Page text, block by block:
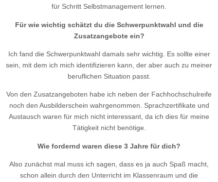
für Schritt Selbstmanagement lernen.
Für wie wichtig schätzt du die Schwerpunktwahl und die
Zusatzangebote ein?
Ich fand die Schwerpunktwahl damals sehr wichtig. Es sollte einer
sein, mit dem ich mich identifizieren kann, der aber auch zu meiner
beruflichen Situation passt.
Von den Zusatzangeboten habe ich neben der Fachhochschulreife
noch den Ausbilderschein wahrgenommen. Sprachzertifikate und
Austausch waren für mich nicht interessant, da ich dies für meine
Tätigkeit nicht benötige.
Wie fordernd waren diese 3 Jahre für dich?
Also zunächst mal muss ich sagen, dass es ja auch Spaß macht,
schon allein durch den Unterricht im Klassenraum und die